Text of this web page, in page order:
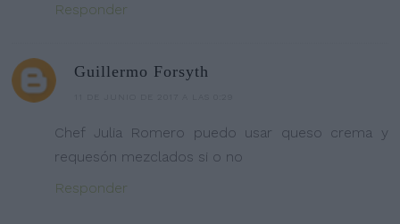
Responder
Guillermo Forsyth
Chef Julia Romero puedo usar queso crema y
requesón mezclados si o no
Responder